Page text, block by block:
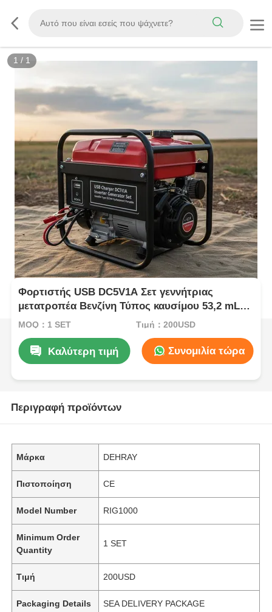
1 / 1
Φορτιστής USB DC5V1A Σετ γεννήτριας
μετατροπέα Βενζίνη Τύπος καυσίμου 53,2 mL
Μετατόπιση Φορητό και ισχύς για εργασίες
MOQ：1 SET Τιμή：200USD
Καλύτερη τιμή Συνομιλία τώρα
Περιγραφή προϊόντων
Μάρκα DEHRAY
Πιστοποίηση CE
Model Number RIG1000
Minimum Order
Quantity
1 SET
Τιμή 200USD
Packaging Details SEA DELIVERY PACKAGE